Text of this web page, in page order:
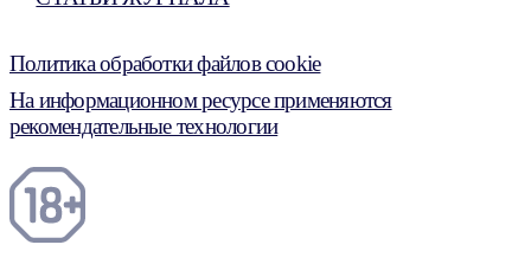
Политика обработки файлов cookie
На информационном ресурсе применяются
рекомендательные технологии